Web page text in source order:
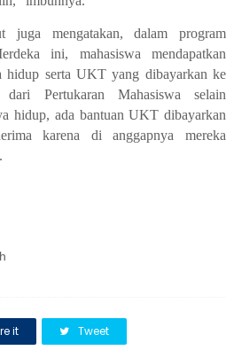
juga mengatakan, dalam program
ini, mahasiswa mendapatkan
hidup serta UKT yang dibayarkan ke
Pertukaran Mahasiswa selain
hidup, ada bantuan UKT dibayarkan
karena di anggapnya mereka
it Tweet